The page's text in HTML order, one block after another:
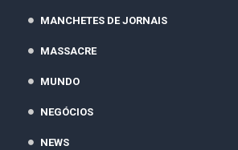
MANCHETES DE JORNAIS
MASSACRE
MUNDO
NEGÓCIOS
NEWS